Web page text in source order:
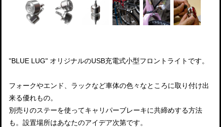
"BLUE LUG" オリジナルのUSB充電式小型フロントライトです。
フォークやエンド、ラックなど車体の色々なところに取り付け出
来る優れもの。
別売りのステーを使ってキャリパーブレーキに共締めする方法
も。設置場所はあなたのアイデア次第です。